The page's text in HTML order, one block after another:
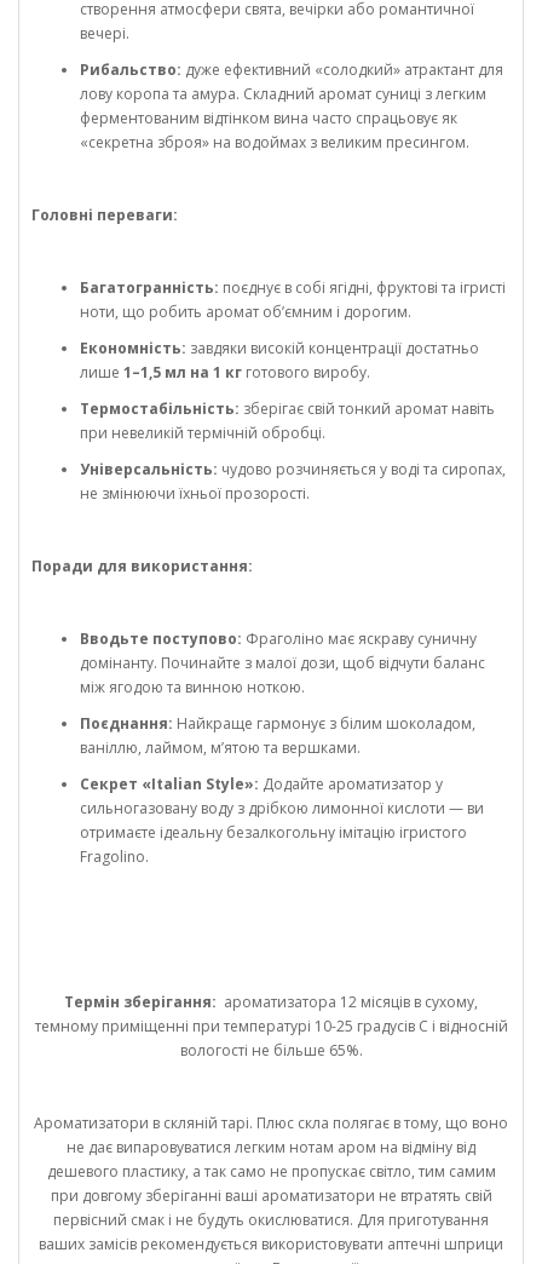
створення атмосфери свята, вечірки або романтичної
вечері.
Рибальство: дуже ефективний «солодкий» атрактант для
лову коропа та амура. Складний аромат суниці з легким
ферментованим відтінком вина часто спрацьовує як
«секретна зброя» на водоймах з великим пресингом.
Головні переваги:
Багатогранність: поєднує в собі ягідні, фруктові та ігристі
ноти, що робить аромат об’ємним і дорогим.
Економність: завдяки високій концентрації достатньо
лише 1–1,5 мл на 1 кг готового виробу.
Термостабільність: зберігає свій тонкий аромат навіть
при невеликій термічній обробці.
Універсальність: чудово розчиняється у воді та сиропах,
не змінюючи їхньої прозорості.
Поради для використання:
Вводьте поступово: Фраголіно має яскраву суничну
домінанту. Починайте з малої дози, щоб відчути баланс
між ягодою та винною ноткою.
Поєднання: Найкраще гармонує з білим шоколадом,
ваніллю, лаймом, м’ятою та вершками.
Секрет «Italian Style»: Додайте ароматизатор у
сильногазовану воду з дрібкою лимонної кислоти — ви
отримаєте ідеальну безалкогольну імітацію ігристого
Fragolino.
Термін зберігання: ароматизатора 12 місяців в сухому,
темному приміщенні при температурі 10-25 градусів С і відносній
вологості не більше 65%.
Ароматизатори в скляній тарі. Плюс скла полягає в тому, що воно
не дає випаровуватися легким нотам аром на відміну від
дешевого пластику, а так само не пропускає світло, тим самим
при довгому зберіганні ваші ароматизатори не втратять свій
первісний смак і не будуть окислюватися. Для приготування
ваших замісів рекомендується використовувати аптечні шприци